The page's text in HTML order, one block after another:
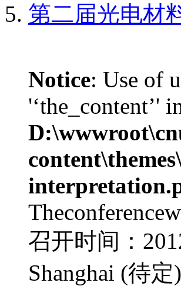
第二届光电材
Notice: Use of
'‘the_content’'
召开时间：
Shanghai (待定